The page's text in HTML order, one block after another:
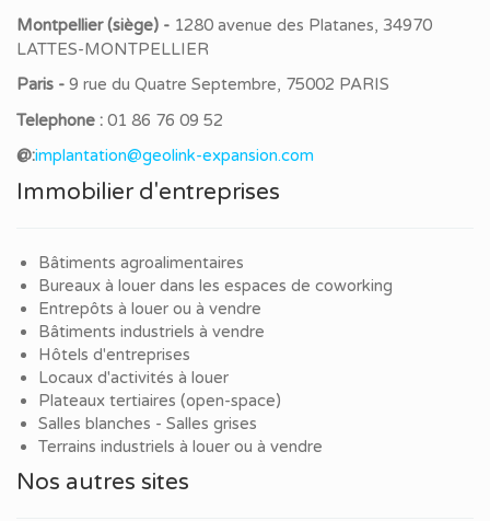
Montpellier (siège) - 1280 avenue des Platanes, 34970
LATTES-MONTPELLIER
Paris - 9 rue du Quatre Septembre, 75002 PARIS
Telephone : 01 86 76 09 52
@:implantation@geolink-expansion.com
Immobilier d'entreprises
Bâtiments agroalimentaires
Bureaux à louer dans les espaces de coworking
Entrepôts à louer ou à vendre
Bâtiments industriels à vendre
Hôtels d'entreprises
Locaux d'activités à louer
Plateaux tertiaires (open-space)
Salles blanches - Salles grises
Terrains industriels à louer ou à vendre
Nos autres sites